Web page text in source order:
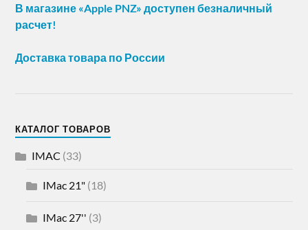
В магазине «Apple PNZ» доступен безналичный
расчет!
Доставка товара по России
КАТАЛОГ ТОВАРОВ
IMAC (33)
IMac 21" (18)
IMac 27'' (3)